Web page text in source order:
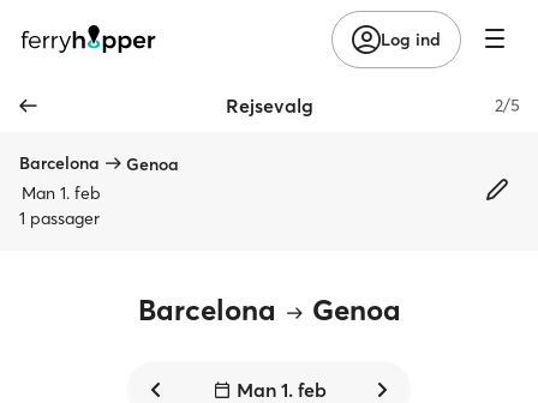
Log ind
Rejsevalg 2/5
Barcelona
Genoa
Man 1. feb
1 passager
Barcelona Genoa
Man 1. feb